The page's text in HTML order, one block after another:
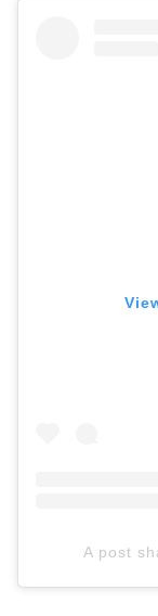
A post